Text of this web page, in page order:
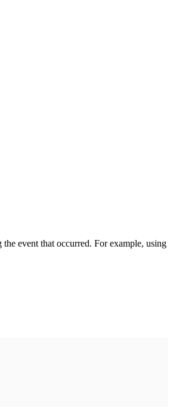
event that occurred. For example, using